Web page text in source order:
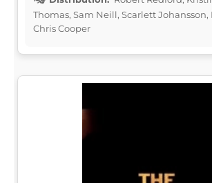
Thomas, Sam Neill, Scarlett
Chris Cooper